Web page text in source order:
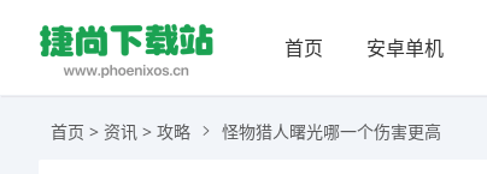
首页 安卓单机
首页 > 资讯 > 攻略 怪物猎人曙光哪一个伤害更高